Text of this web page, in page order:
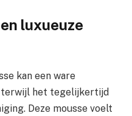
luxueuze
kan een ware
terwijl het tegelijkertijd
Deze mousse voelt